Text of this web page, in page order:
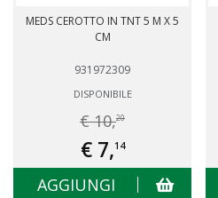
MEDS CEROTTO IN TNT 5 M X 5
CM
931972309
DISPONIBILE
€ 10,20
€ 7,14
AGGIUNGI